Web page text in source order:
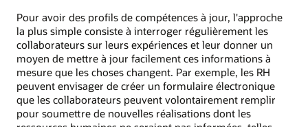
Pour avoir des profils de compétences à jour, l'approche
la plus simple consiste à interroger régulièrement les
collaborateurs sur leurs expériences et leur donner un
moyen de mettre à jour facilement ces informations à
mesure que les choses changent. Par exemple, les RH
peuvent envisager de créer un formulaire électronique
que les collaborateurs peuvent volontairement remplir
pour soumettre de nouvelles réalisations dont les